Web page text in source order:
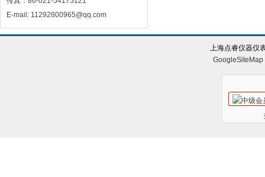
E-mail: 11292800965@qq.com
上海点睿仪器仪
GoogleSiteMap